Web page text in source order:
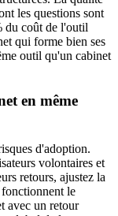
les questions sont
du coût de l'outil
qui forme bien ses
outil qu'un cabinet
en même
d'adoption.
volontaires et
retours, ajustez la
le
avec un retour